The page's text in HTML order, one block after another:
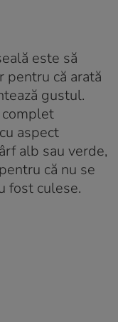
este să
pentru că arată
gustul.
aspect
alb sau verde,
că nu se
fost culese.